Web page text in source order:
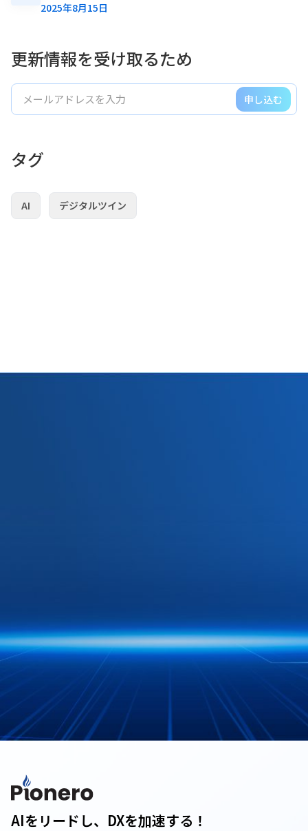
2025年8月15日
更新情報を受け取るため
申し込む
タグ
AI デジタルツイン
AIをリードし、DXを加速する！